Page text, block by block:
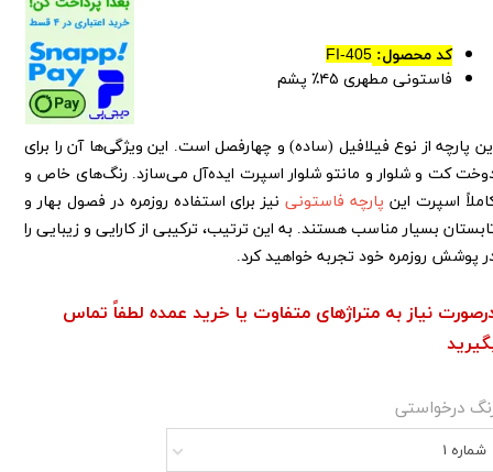
کد محصول:FI-405
فاستونی مطهری ۴۵٪ پشم
پارچه از نوع فیلافیل (ساده) و چهارفصل است. این ویژگی‌ها آن را برای
کت و شلوار و مانتو شلوار اسپرت ایده‌آل می‌سازد. رنگ‌های خاص و
اسپرت این پارچه فاستونینیز برای استفاده روزمره در فصول بهار و
بسیار مناسب هستند. به این ترتیب، ترکیبی از کارایی و زیبایی را
پوشش روزمره خود تجربه خواهید کرد.
نیاز به متراژهای متفاوت یا خرید عمده لطفاً تماس
درخواستی
شماره 1